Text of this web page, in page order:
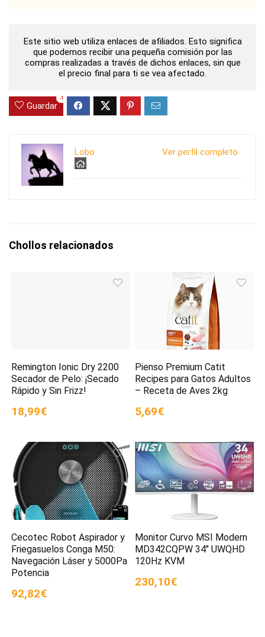
Este sitio web utiliza enlaces de afiliados. Esto significa
que podemos recibir una pequeña comisión por las
compras realizadas a través de dichos enlaces, sin que
el precio final para ti se vea afectado.
Guardar
-1
Ver perfil completo
Lobo
Chollos relacionados
Remington Ionic Dry 2200
Secador de Pelo: ¡Secado
Rápido y Sin Frizz!
18,99€
Pienso Premium Catit
Recipes para Gatos Adultos
– Receta de Aves 2kg
5,69€
Cecotec Robot Aspirador y
Friegasuelos Conga M50:
Navegación Láser y 5000Pa
Potencia
92,82€
Monitor Curvo MSI Modern
MD342CQPW 34″ UWQHD
120Hz KVM
230,10€